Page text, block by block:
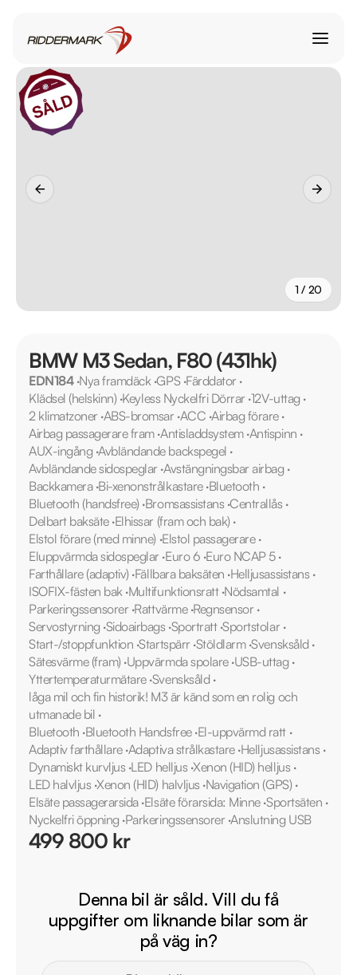
1 / 20
BMW M3 Sedan, F80 (431hk)
EDN184·Nya framdäck·GPS·Färddator ·
Klädsel (helskinn)·Keyless Nyckelfri Dörrar ·12V-uttag ·
2 klimatzoner ·ABS-bromsar ·ACC ·Airbag förare·
Airbag passagerare fram·Antisladdsystem·Antispinn ·
AUX-ingång ·Avbländande backspegel ·
Avbländande sidospeglar ·Avstängningsbar airbag ·
Backkamera·Bi-xenonstrålkastare·Bluetooth ·
Bluetooth (handsfree)·Bromsassistans ·Centrallås ·
Delbart baksäte·Elhissar (fram och bak)·
Elstol förare (med minne) ·Elstol passagerare·
Eluppvärmda sidospeglar ·Euro 6 ·Euro NCAP 5·
Farthållare (adaptiv)·Fällbara baksäten ·Helljusassistans ·
ISOFIX-fästen bak·Multifunktionsratt·Nödsamtal ·
Parkeringssensorer ·Rattvärme·Regnsensor ·
Servostyrning ·Sidoairbags ·Sportratt·Sportstolar ·
Start-/stoppfunktion ·Startspärr ·Stöldlarm·Svensksåld ·
Sätesvärme (fram)·Uppvärmda spolare·USB-uttag ·
Yttertemperaturmätare·Svensksåld ·
låga mil och fin historik! M3 är känd som en rolig och
utmanade bil ·
Bluetooth ·Bluetooth Handsfree·El-uppvärmd ratt ·
Adaptiv farthållare·Adaptiva strålkastare·Helljusassistans ·
Dynamiskt kurvljus ·LED helljus ·Xenon (HID) helljus ·
LED halvljus ·Xenon (HID) halvljus ·Navigation (GPS)·
Elsäte passagerarsida·Elsäte förarsida: Minne·Sportsäten ·
Nyckelfri öppning ·Parkeringssensorer ·Anslutning USB
499 800 kr
Denna bil är såld. Vill du få
uppgifter om liknande bilar som är
på väg in?